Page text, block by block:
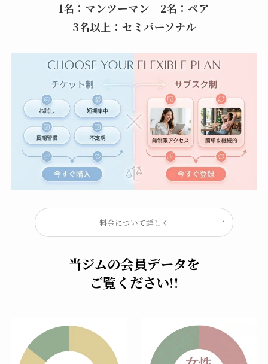
1名：マンツーマン
2名：ペア
3名以上：セミパーソナル
料金について詳しく
当ジムの会員データを
ご覧ください!!